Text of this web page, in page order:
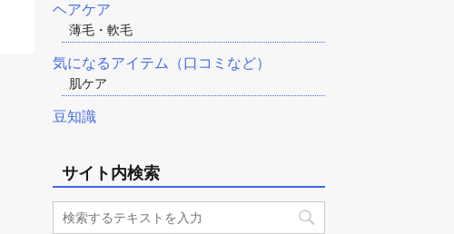
ヘアケア
薄毛・軟毛
気になるアイテム（口コミなど）
肌ケア
豆知識
サイト内検索